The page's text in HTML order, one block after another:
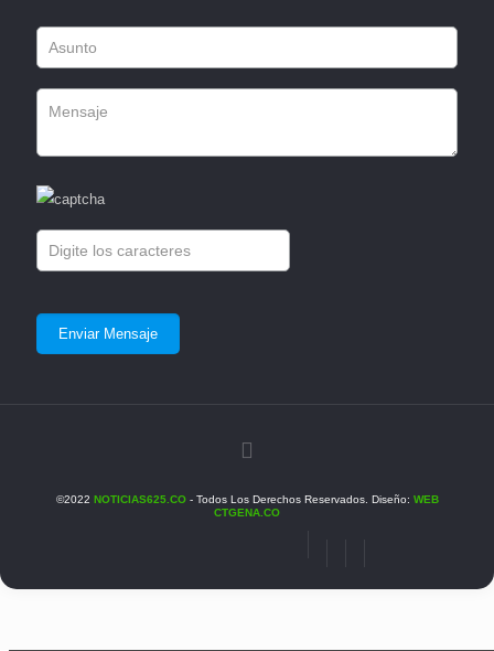
©2022 NOTICIAS625.CO- Todos Los Derechos Reservados. Diseño: WEB
CTGENA.CO